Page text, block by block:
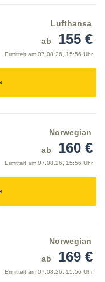
Lufthansa
ab
155 €
Ermittelt am 07.08.26, 15:56 Uhr
Norwegian
ab
160 €
Ermittelt am 07.08.26, 15:56 Uhr
Norwegian
ab
169 €
Ermittelt am 07.08.26, 15:56 Uhr